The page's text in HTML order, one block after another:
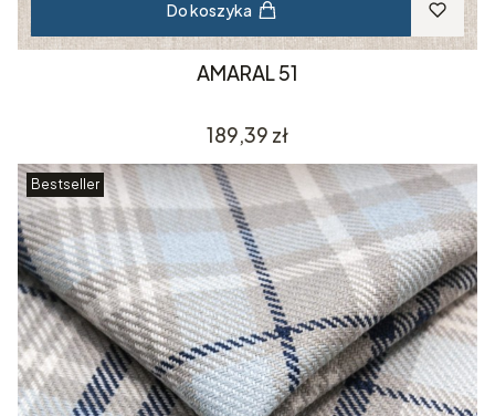
Do koszyka
AMARAL 51
Cena
189,39 zł
Bestseller